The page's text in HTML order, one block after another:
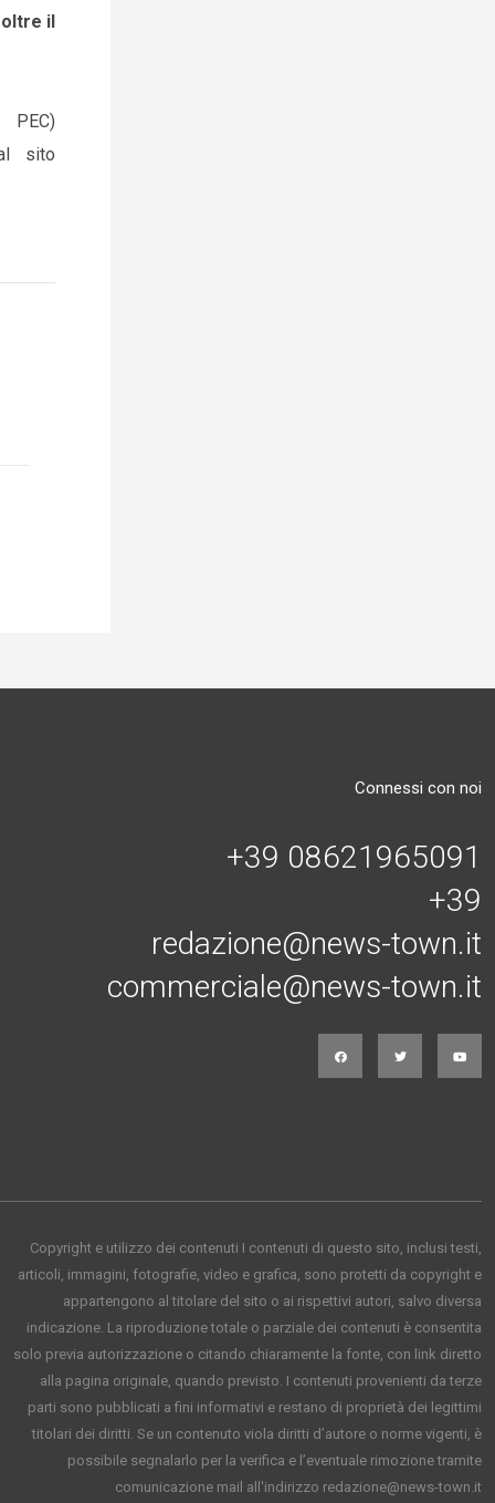
il
sito
Connessi con noi
+39 08621965091
+39
redazione@news-town.it
commerciale@news-town.it
Copyright e utilizzo dei contenuti I contenuti di questo sito, inclusi testi,
articoli, immagini, fotografie, video e grafica, sono protetti da copyright e
appartengono al titolare del sito o ai rispettivi autori, salvo diversa
indicazione. La riproduzione totale o parziale dei contenuti è consentita
solo previa autorizzazione o citando chiaramente la fonte, con link diretto
alla pagina originale, quando previsto. I contenuti provenienti da terze
parti sono pubblicati a fini informativi e restano di proprietà dei legittimi
titolari dei diritti. Se un contenuto viola diritti d’autore o norme vigenti, è
possibile segnalarlo per la verifica e l’eventuale rimozione tramite
comunicazione mail all'indirizzo redazione@news-town.it